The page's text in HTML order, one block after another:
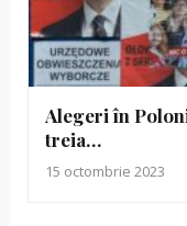
Alegeri în
treia…
15 octombrie 2023